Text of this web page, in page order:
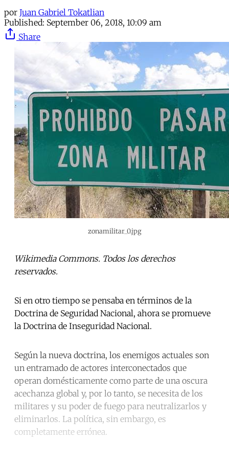
por Juan Gabriel Tokatlian
Published: September 06, 2018, 10:09 am
Share
zonamilitar_0.jpg
Wikimedia Commons. Todos los derechos
reservados.
Si en otro tiempo se pensaba en términos de la
Doctrina de Seguridad Nacional, ahora se promueve
la Doctrina de Inseguridad Nacional.
Según la nueva doctrina, los enemigos actuales son
un entramado de actores interconectados que
operan domésticamente como parte de una oscura
acechanza global y, por lo tanto, se necesita de los
militares y su poder de fuego para neutralizarlos y
eliminarlos. La política, sin embargo, es
completamente errónea.